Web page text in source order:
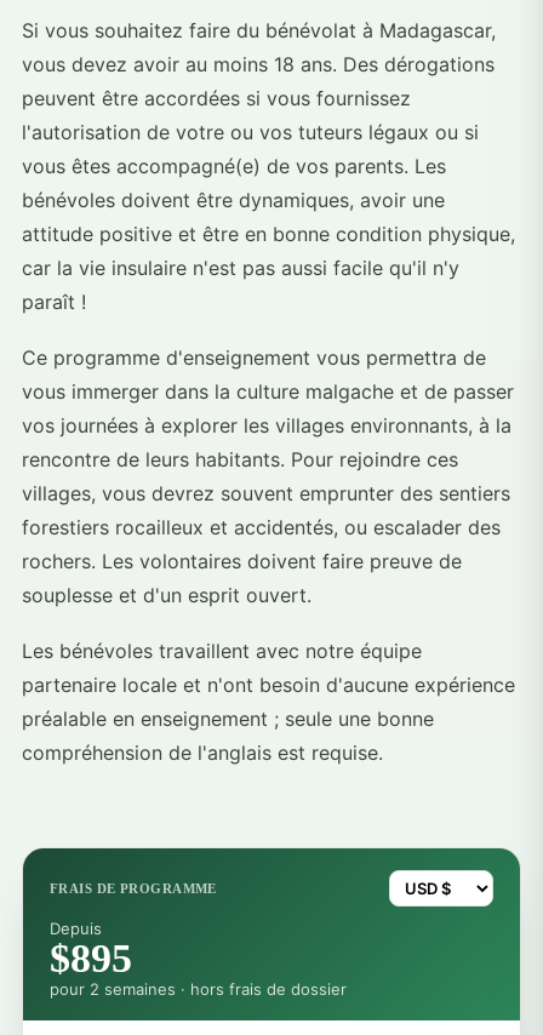
Si vous souhaitez faire du bénévolat à Madagascar,
vous devez avoir au moins 18 ans. Des dérogations
peuvent être accordées si vous fournissez
l'autorisation de votre ou vos tuteurs légaux ou si
vous êtes accompagné(e) de vos parents. Les
bénévoles doivent être dynamiques, avoir une
attitude positive et être en bonne condition physique,
car la vie insulaire n'est pas aussi facile qu'il n'y
paraît !
Ce programme d'enseignement vous permettra de
vous immerger dans la culture malgache et de passer
vos journées à explorer les villages environnants, à la
rencontre de leurs habitants. Pour rejoindre ces
villages, vous devrez souvent emprunter des sentiers
forestiers rocailleux et accidentés, ou escalader des
rochers. Les volontaires doivent faire preuve de
souplesse et d'un esprit ouvert.
Les bénévoles travaillent avec notre équipe
partenaire locale et n'ont besoin d'aucune expérience
préalable en enseignement ; seule une bonne
compréhension de l'anglais est requise.
FRAIS DE PROGRAMME
Depuis
$895
pour 2 semaines · hors frais de dossier